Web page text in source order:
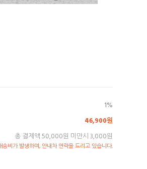
1%
46,900원
총 결제액 50,000원 미만시 3,000원
비가 발생하며, 안내차 연락을 드리고 있습니다.